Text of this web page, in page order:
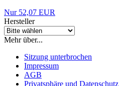
Nur 52,07 EUR
Hersteller
Mehr über...
Sitzung unterbrochen
Impressum
AGB
Privatsphäre und Datenschutz